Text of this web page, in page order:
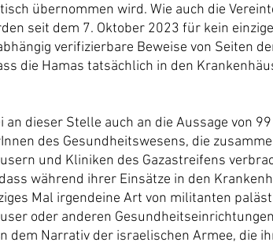
übernommen wird. Wie auch die
seit dem 7. Oktober 2023 für kein
verifizierbare Beweise von Seiten
die Hamas tatsächlich in den
an dieser Stelle auch an die Aussage von
des Gesundheitswesens, die
und Kliniken des Gazastreifens
während ihrer Einsätze in den
Mal irgendeine Art von militanten
oder anderen
dem Narrativ der israelischen Armee, die